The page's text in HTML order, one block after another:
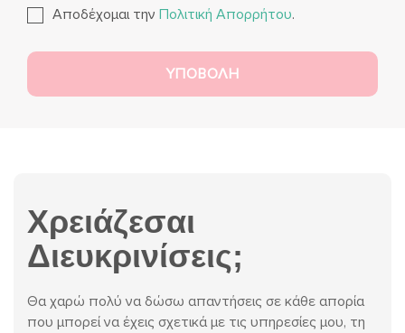
Αποδέχομαι την Πολιτική Απορρήτου.
Χρειάζεσαι
Διευκρινίσεις;
Θα χαρώ πολύ να δώσω απαντήσεις σε κάθε απορία
που μπορεί να έχεις σχετικά με τις υπηρεσίες μου, τη